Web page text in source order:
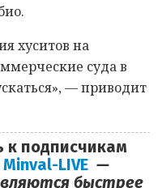
хуситов на
суда в
— приводит
к подписчикам
LIVE —
быстрее